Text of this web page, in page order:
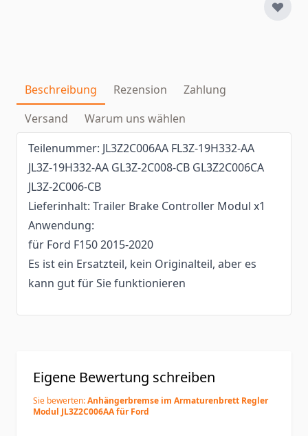
Beschreibung Rezension
Zahlung
Versand
Warum uns wählen
Teilenummer: JL3Z2C006AA FL3Z-19H332-AA
JL3Z-19H332-AA GL3Z-2C008-CB GL3Z2C006CA
JL3Z-2C006-CB
Lieferinhalt: Trailer Brake Controller Modul x1
Anwendung:
für Ford F150 2015-2020
Es ist ein Ersatzteil, kein Originalteil, aber es
kann gut für Sie funktionieren
Eigene Bewertung schreiben
Sie bewerten:Anhängerbremse im Armaturenbrett Regler
Modul JL3Z2C006AA für Ford